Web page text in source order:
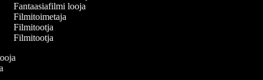
Fantaasiafilmi looja
Filmitoimetaja
Filmitootja
Filmitootja